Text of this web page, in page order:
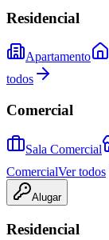
Residencial
Apartamento
todos
Comercial
Sala Comercial
ComercialVer todos
Alugar
Residencial